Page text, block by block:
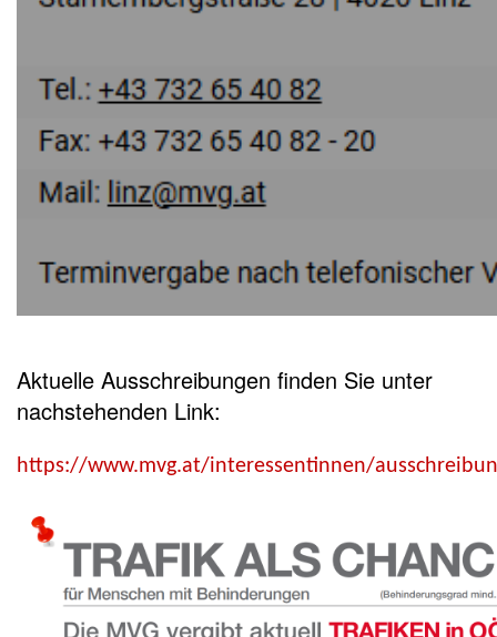
Aktuelle Ausschreibungen finden Sie unter
nachstehenden Link:
https://www.mvg.at/interessentinnen/